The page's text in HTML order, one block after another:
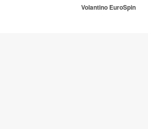
Volantino EuroSpin